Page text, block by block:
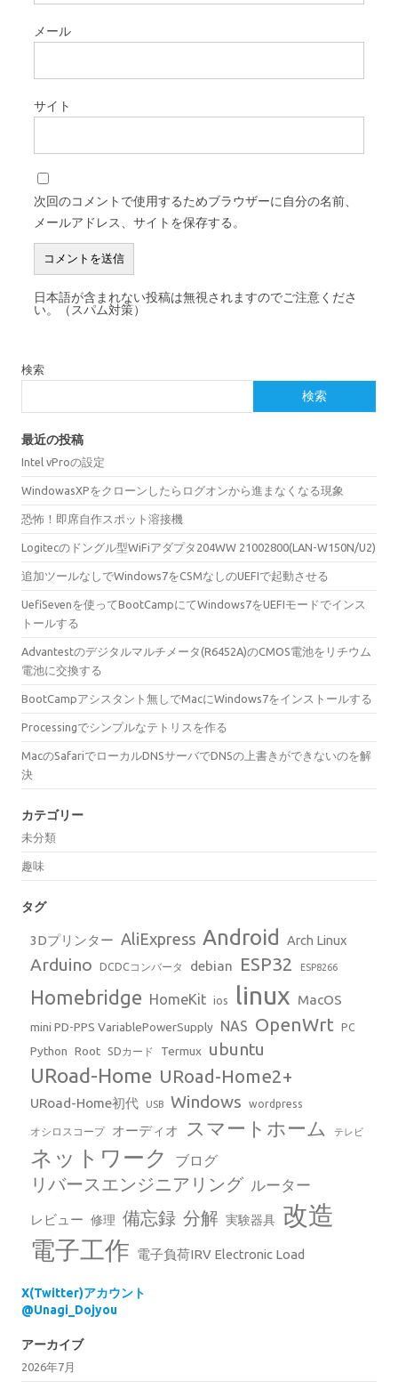
メール
サイト
次回のコメントで使用するためブラウザーに自分の名前、
メールアドレス、サイトを保存する。
日本語が含まれない投稿は無視されますのでご注意くださ
い。（スパム対策）
検索
検索
最近の投稿
Intel vProの設定
WindowasXPをクローンしたらログオンから進まなくなる現象
恐怖！即席自作スポット溶接機
Logitecのドングル型WiFiアダプタ204WW 21002800(LAN-W150N/U2)
追加ツールなしでWindows7をCSMなしのUEFIで起動させる
UefiSevenを使ってBootCampにてWindows7をUEFIモードでインス
トールする
Advantestのデジタルマルチメータ(R6452A)のCMOS電池をリチウム
電池に交換する
BootCampアシスタント無しでMacにWindows7をインストールする
Processingでシンプルなテトリスを作る
MacのSafariでローカルDNSサーバでDNSの上書きができないのを解
決
カテゴリー
未分類
趣味
タグ
3Dプリンター AliExpress Android Arch Linux
Arduino DCDCコンバータ debian ESP32 ESP8266
Homebridge HomeKit ios linux MacOS
mini PD-PPS VariablePowerSupply NAS OpenWrt PC
Python Root SDカード Termux ubuntu
URoad-Home URoad-Home2+
URoad-Home初代 USB Windows wordpress
オシロスコープ オーディオ スマートホーム テレビ
ネットワーク ブログ
リバースエンジニアリング ルーター
レビュー 修理 備忘録 分解 実験器具 改造
電子工作 電子負荷IRV Electronic Load
X(Twitter)アカウント
@Unagi_Dojyou
アーカイブ
2026年7月